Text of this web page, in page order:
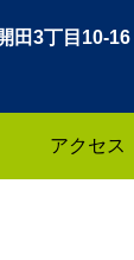
田3丁目10-16
アクセス